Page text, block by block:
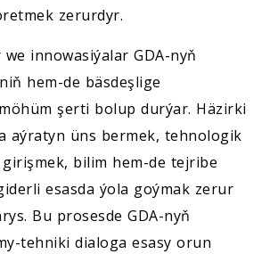
zerurdyr.
innowasiýalar GDA-nyň
hem-de bäsdeşlige
şerti bolup durýar. Häzirki
aýratyn üns bermek, tehnologik
bilim hem-de tejribe
esasda ýola goýmak zerur
Bu prosesde GDA-nyň
tehniki dialoga esasy orun